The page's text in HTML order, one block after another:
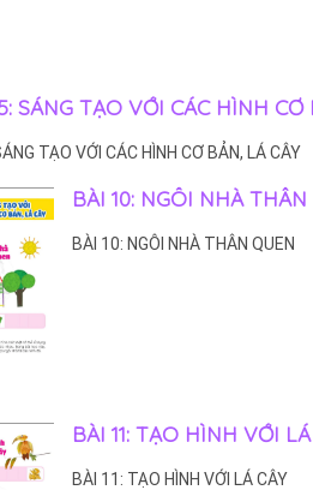
SÁNG TẠO VỚI CÁC HÌNH CƠ
TẠO VỚI CÁC HÌNH CƠ BẢN, LÁ CÂY
BÀI 10: NGÔI NHÀ
BÀI 10: NGÔI NHÀ THÂN QUEN
BÀI 11: TẠO HÌNH VỚI LÁ
BÀI 11: TẠO HÌNH VỚI LÁ CÂY